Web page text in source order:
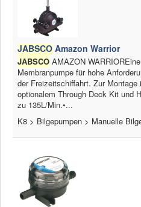
JABSCO Amazon Warrior
JABSCO AMAZON
Membranpumpe für hohe
der Freizeitschiffahrt. Zur
optionalem Through Deck Kit und
zu 135L/Min.•...
K8 > Bilgepumpen > Manuelle